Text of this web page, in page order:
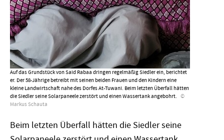
Auf das Grundstück von Said Rabaa dringen regelmäßig Siedler ein, berichtet
er. Der 58-Jährige betreibt mit seinen beiden Frauen und den Kindern eine
kleine Landwirtschaft nahe des Dorfes At-Tuwani. Beim letzten Überfall hätten
die Siedler seine Solarpaneele zerstört und einen Wassertank angebohrt.
Markus Schauta
Beim letzten Überfall hätten die Siedler seine